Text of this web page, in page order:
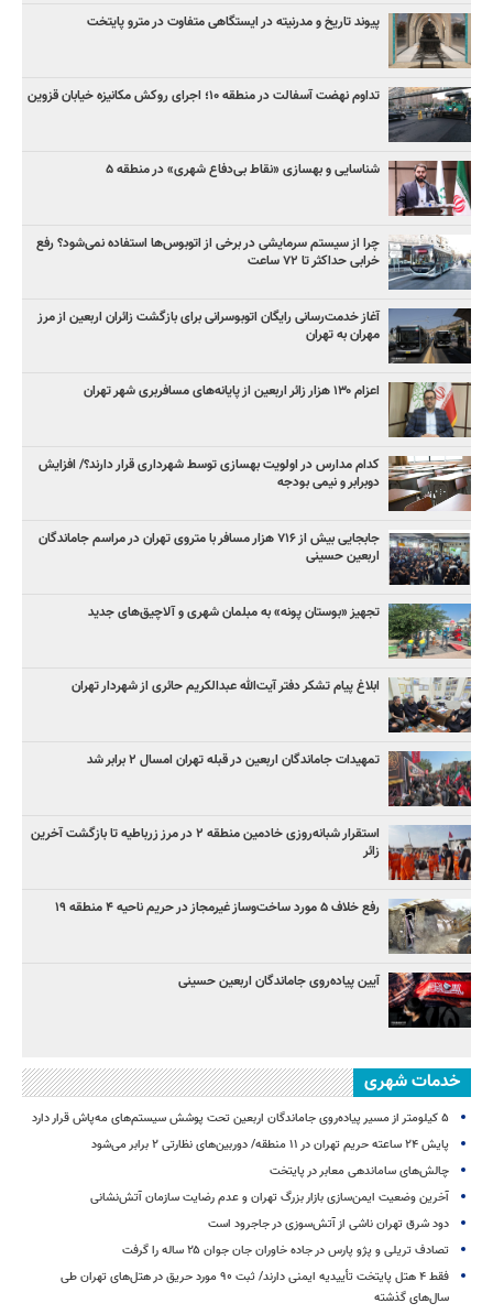
پیوند تاریخ و مدرنیته در ایستگاهی متفاوت در مترو پایتخت
تداوم نهضت آسفالت در منطقه ۱۰؛ اجرای روکش مکانیزه خیابان قزوین
شناسایی و بهسازی «نقاط بی‌دفاع شهری» در منطقه ۵
چرا از سیستم سرمایشی در برخی از اتوبوس‌ها استفاده نمی‌شود؟ رفع
خرابی حداکثر تا ۷۲ ساعت
آغاز خدمت‌رسانی رایگان اتوبوسرانی برای بازگشت زائران اربعین از مرز
مهران به تهران
اعزام ۱۳۰ هزار زائر اربعین از پایانه‌های مسافربری شهر تهران
کدام مدارس در اولویت بهسازی توسط شهرداری قرار دارند؟/ افزایش
دوبرابر و نیمی بودجه
جابجایی بیش از ۷۱۶ هزار مسافر با متروی تهران در مراسم جاماندگان
اربعین حسینی
تجهیز «بوستان پونه» به مبلمان شهری و آلاچیق‌های جدید
ابلاغ پیام تشکر دفتر آیت‌الله عبدالکریم حائری از شهردار تهران
تمهیدات جاماندگان اربعین در قبله تهران امسال ۲ برابر شد
استقرار شبانه‌روزی خادمین منطقه ۲ در مرز زرباطیه تا بازگشت آخرین
زائر
رفع خلاف ۵ مورد ساخت‌وساز غیرمجاز در حریم ناحیه ۴ منطقه ۱۹
آیین پیاده‌روی جاماندگان اربعین حسینی
خدمات شهری
۵ کیلومتر از مسیر پیاده‌روی جاماندگان اربعین تحت پوشش سیستم‌های مه‌پاش قرار دارد
پایش ۲۴ ساعته حریم تهران در ۱۱ منطقه/ دوربین‌های نظارتی ۲ برابر می‌شود
چالش‌های ساماندهی معابر در پایتخت
آخرین وضعیت ایمن‌سازی بازار بزرگ تهران و عدم رضایت سازمان آتش‌نشانی
دود شرق تهران ناشی از آتش‌سوزی در جاجرود است
تصادف تریلی و پژو پارس در جاده خاوران جان جوان ۲۵ ساله را گرفت
فقط ۴ هتل پایتخت تأییدیه ایمنی دارند/ ثبت ۹۰ مورد حریق در هتل‌های تهران طی
سال‌های گذشته